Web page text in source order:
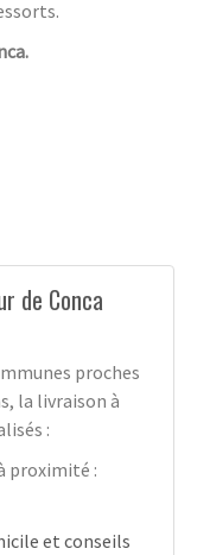
de Conca
proches
la livraison à
:
proximité :
et conseils